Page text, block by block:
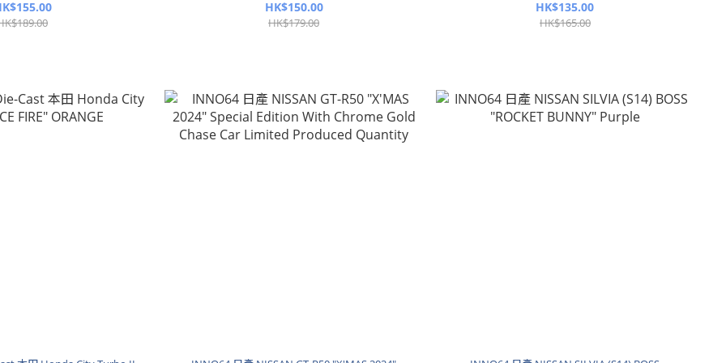
HK$150.00
HK$179.00
HK$135.00
HK$165.00